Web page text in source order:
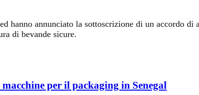
hanno annunciato la sottoscrizione di un accordo
di bevande sicure.
per il packaging in Senegal